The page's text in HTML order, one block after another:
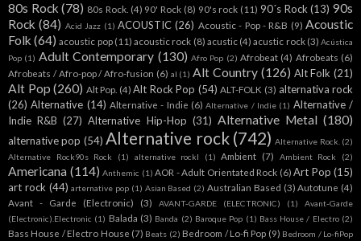
80s Rock (78) 80s Rock. (4) 90' Rock (8) 90's rock (11) 90´s Rock (13) 90s
Rock (84) Acid Jazz (1) ACOUSTIC (26) Acoustic - Pop - R&B (9) Acoustic
Folk (64) acoustic pop (11) acoustic rock (8) acustic (4) acustic rock (3) Acústica
Pop (1) Adult Contemporary (130) Afro Pop (2) Afrobeat (4) Afrobeats (6)
Afrobeats / Afro-pop / Afro-fusion (6) al (1) Alt Country (126) Alt Folk (21)
Alt Pop (260) Alt Pop. (4) Alt Rock Pop (54) ALT-FOLK (3) alternativa rock
(26) Alternative (14) Alternative - Indie (6) Alternative / Indie (1) Alternative /
Indie R&B (27) Alternative Hip-Hop (31) Alternative Metal (180)
alternative pop (54) Alternative rock (742) Alternative Rock. (2)
Alternative Rock90s Rock
(1) alternative rockl (1) Ambient (7) Ambient Rock (2)
Americana (114) Anthemic (1) AOR - Adult Orientated Rock (6) Art Pop (15)
art rock (44) arternative pop (1) Asian Based (2) Australian Based (3) Autotune (4)
Avant - Garde (Electronic)
(3) AVANT-GARDE (ELECTRONIC) (1)
Avant-Garde
(Electronic).Electronic (1) Balada (3) Banda (2) Baroque Pop (1) Bass House / Electro (2)
Bass House / Electro House (7) Beats (2) Bedroom / Lo-fi Pop (9) Bedroom / Lo-fiPop